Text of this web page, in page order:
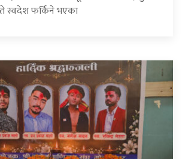
स्वदेश फर्किने भएका